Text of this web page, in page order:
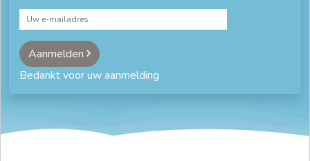
Aanmelden
Bedankt voor uw aanmelding